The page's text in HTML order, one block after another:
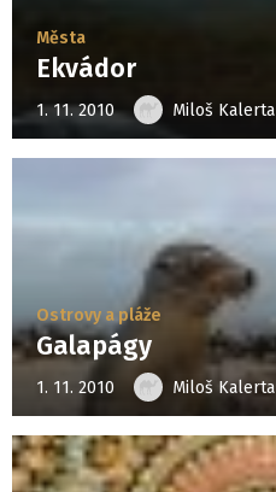
Města
Ekvádor
1. 11. 2010 Miloš Kalerta
Ostrovy a pláže
Galapágy
1. 11. 2010 Miloš Kalerta